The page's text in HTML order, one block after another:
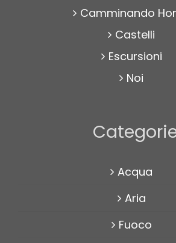
Camminando
Castelli
Escursioni
Noi
Acqua
Aria
Fuoco